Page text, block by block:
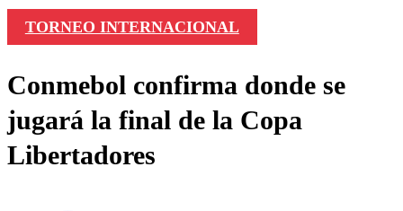
TORNEO INTERNACIONAL
Conmebol confirma donde se
jugará la final de la Copa
Libertadores